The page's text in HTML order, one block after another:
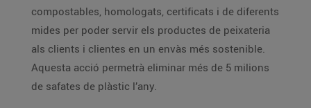
compostables, homologats, certificats i de diferents
mides per poder servir els productes de peixateria
als clients i clientes en un envàs més sostenible.
Aquesta acció permetrà eliminar més de 5 milions
de safates de plàstic l’any.